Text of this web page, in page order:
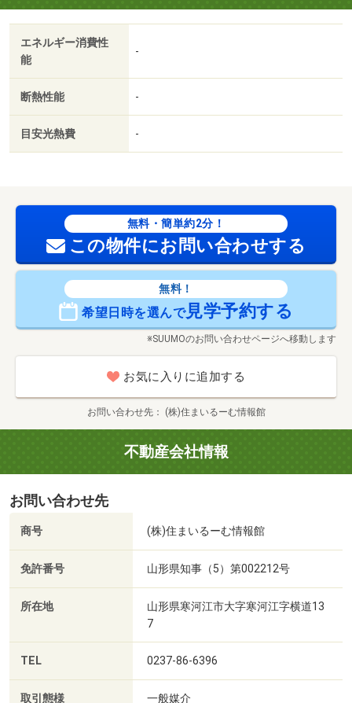
エネルギー消費性
能
-
断熱性能 -
目安光熱費 -
無料・簡単約2分！
この物件にお問い合わせする
無料！
希望日時を選んで見学予約する
※SUUMOのお問い合わせページへ移動します
お気に入りに追加する
お問い合わせ先 (株)住まいるーむ情報館
不動産会社情報
お問い合わせ先
商号 (株)住まいるーむ情報館
免許番号 山形県知事（5）第002212号
所在地
山形県寒河江市大字寒河江字横道13
7
TEL 0237-86-6396
取引態様 一般媒介